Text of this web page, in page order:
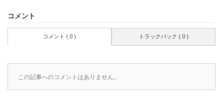
コメント
コメント ( 0 ) トラックバック ( 0 )
この記事へのコメントはありません。